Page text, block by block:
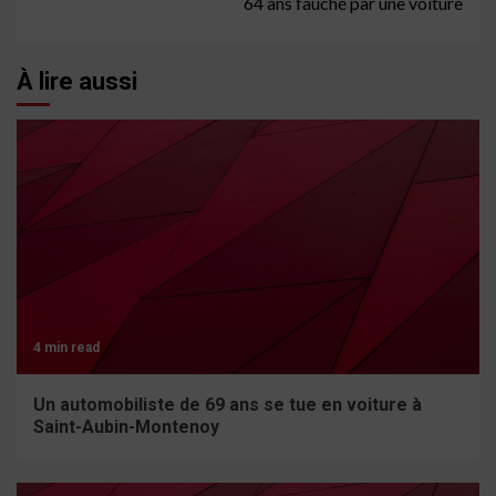
À lire aussi
4 min read
Un automobiliste de 69 ans se tue en voiture à
Saint-Aubin-Montenoy